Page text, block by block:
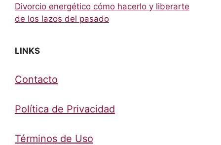
Divorcio energético cómo hacerlo y liberarte
de los lazos del pasado
LINKS
Contacto
Política de Privacidad
Términos de Uso